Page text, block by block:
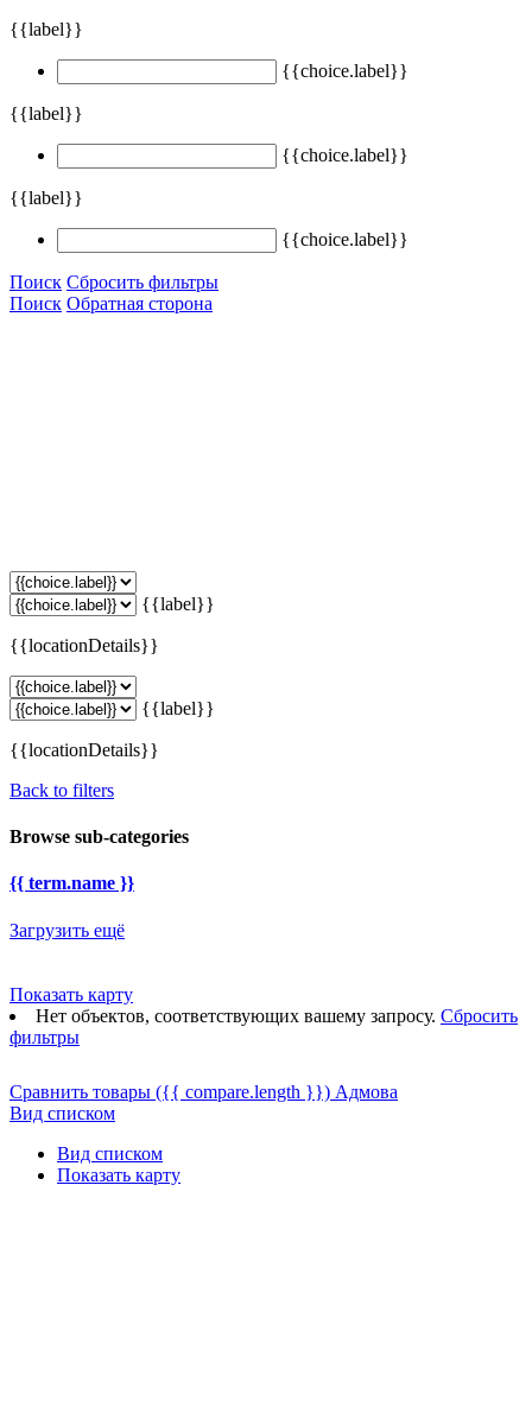
{{label}}
{{choice.label}}
{{label}}
{{choice.label}}
{{label}}
{{choice.label}}
Поиск Сбросить фильтры
Поиск Обратная сторона
{{label}}
{{locationDetails}}
{{label}}
{{locationDetails}}
Back to filters
Browse sub-categories
{{ term.name }}
Загрузить ещё
Показать карту
Нет объектов, соответствующих вашему запросу. Сбросить
фильтры
Сравнить товары ({{ compare.length }}) Адмова
Вид списком
Вид списком
Показать карту